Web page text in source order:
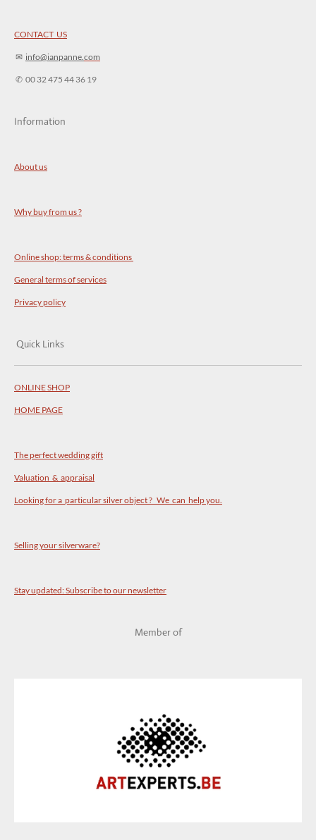
CONTACT US
✉︎ info@ianpanne. com
✆ 00 32 475 44 36 19
Information
About us
Why buy from us ?
Online shop: terms & conditions
General terms of services
Privacy policy
Quick Links
ONLINE SHOP
HOME PAGE
The perfect wedding gift
Valuation & appraisal
Looking for a particular silver object ? We can help you.
Selling your silverware?
Stay updated: Subscribe to our newsletter
Member of